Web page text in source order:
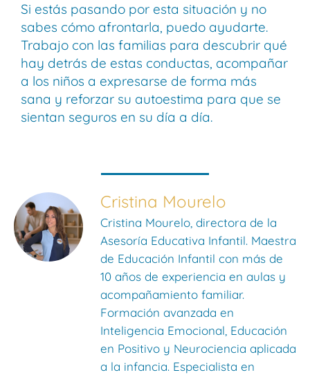
Si estás pasando por esta situación y no
sabes cómo afrontarla, puedo ayudarte.
Trabajo con las familias para descubrir qué
hay detrás de estas conductas, acompañar
a los niños a expresarse de forma más
sana y reforzar su autoestima para que se
sientan seguros en su día a día.
Cristina Mourelo
Cristina Mourelo, directora de la
Asesoría Educativa Infantil. Maestra
de Educación Infantil con más de
10 años de experiencia en aulas y
acompañamiento familiar.
Formación avanzada en
Inteligencia Emocional, Educación
en Positivo y Neurociencia aplicada
a la infancia. Especialista en